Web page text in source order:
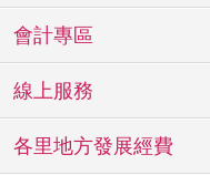
會計專區
線上服務
各里地方發展經費